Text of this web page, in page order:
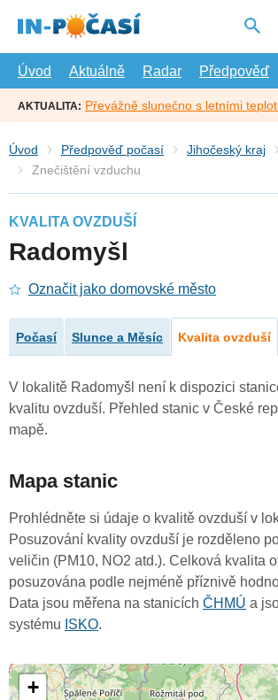
hlavní
Úvod
Aktuálně Radar Předpověď
AKTUALITA: Převážně slunečno s letními
Úvod Předpověď počasí Jihočeský kraj
Znečištění vzduchu
KVALITA OVZDUŠÍ
Radomyšl
Označit jako domovské město
Počasí Slunce a Měsíc Kvalita ovzduší
V lokalitě Radomyšl není k dispozici
kvalitu ovzduší. Přehled stanic v České
mapě.
Mapa stanic
Prohlédněte si údaje o kvalitě ovzduší v
Posuzování kvality ovzduší je rozděleno
veličin (PM10, NO2 atd.). Celková kvalita
posuzována podle nejméně příznivě
Data jsou měřena na stanicích ČHMÚ a
systému ISKO.
+